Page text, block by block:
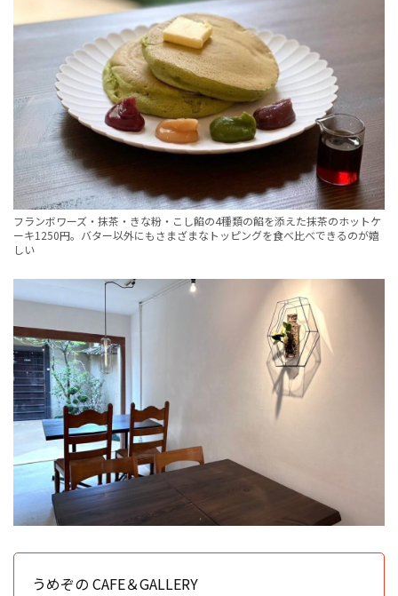
フランボワーズ・抹茶・きな粉・こし餡の4種類の餡を添えた抹茶のホットケ
ーキ1250円。バター以外にもさまざまなトッピングを食べ比べできるのが嬉
しい
うめぞの CAFE＆GALLERY